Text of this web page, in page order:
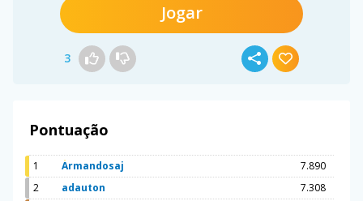
Jogar
3
Pontuação
1 Armandosaj
7.890
2
adauton
7.308